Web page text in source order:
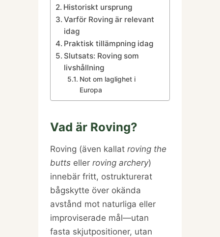
Historiskt ursprung
Varför Roving är relevant
idag
Praktisk tillämpning idag
Slutsats: Roving som
livshållning
Not om laglighet i
Europa
Vad är Roving?
Roving (även kallat roving the
buttseller roving archery)
innebär fritt, ostrukturerat
bågskytte över okända
avstånd mot naturliga eller
improviserade mål—utan
fasta skjutpositioner, utan